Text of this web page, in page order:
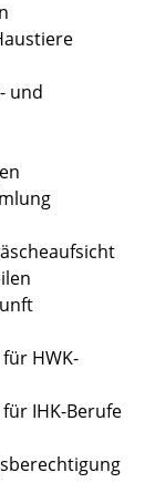
und
HWK-
IHK-Berufe